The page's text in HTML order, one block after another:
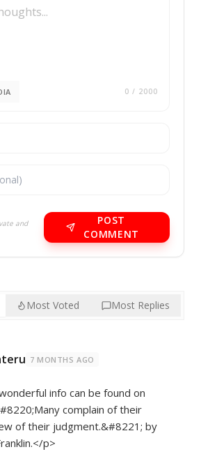
0 / 2000
and
POST
COMMENT
Most Voted Most Replies
7 MONTHS AGO
info can be found on
complain of their
of their judgment.&#8221; by
p>